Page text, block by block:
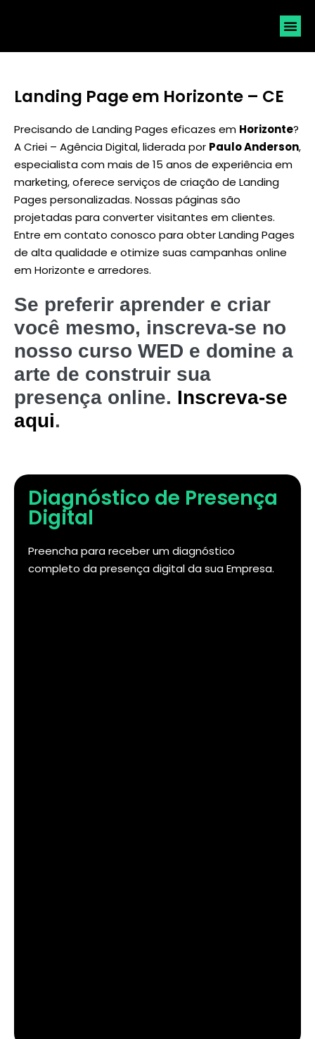
Landing Page em Horizonte – CE
Precisando de Landing Pages eficazes em Horizonte?
A Criei – Agência Digital, liderada por Paulo Anderson,
especialista com mais de 15 anos de experiência em
marketing, oferece serviços de criação de Landing
Pages personalizadas. Nossas páginas são
projetadas para converter visitantes em clientes.
Entre em contato conosco para obter Landing Pages
de alta qualidade e otimize suas campanhas online
em Horizonte e arredores.
Se preferir aprender e criar
você mesmo, inscreva-se no
nosso curso WED e domine a
arte de construir sua
presença online. Inscreva-se
aqui.
Diagnóstico de Presença
Digital
Preencha para receber um diagnóstico
completo da presença digital da sua Empresa.